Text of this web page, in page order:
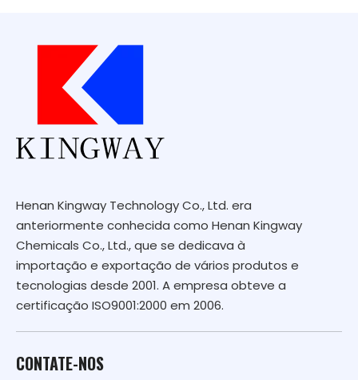
Henan Kingway Technology Co., Ltd. era
anteriormente conhecida como Henan Kingway
Chemicals Co., Ltd., que se dedicava à
importação e exportação de vários produtos e
tecnologias desde 2001. A empresa obteve a
certificação ISO9001:2000 em 2006.
CONTATE-NOS